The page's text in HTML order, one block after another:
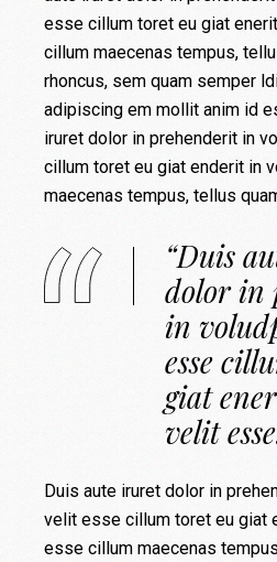
esse cillum toret eu giat
cillum maecenas tempus,
rhoncus, sem quam semper
adipiscing em mollit anim id
iruret dolor in prehenderit in
cillum toret eu giat enderit in
maecenas tempus, tellus
“Duis
dolor in
in
esse
giat
velit
Duis aute iruret dolor in
velit esse cillum toret eu giat
esse cillum maecenas